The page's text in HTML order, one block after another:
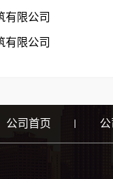
有限公司
有限公司
公司首页